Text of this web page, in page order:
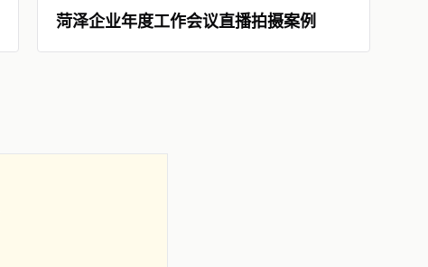
菏泽企业年度工作会议直播拍摄案例